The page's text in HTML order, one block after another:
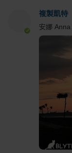
複製凱特
安娜